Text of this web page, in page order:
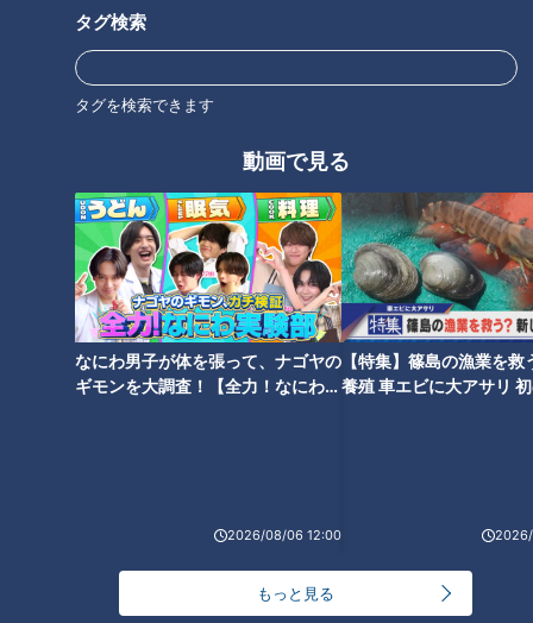
タグ検索
タグを検索できます
動画で見る
なにわ男子が体を張って、ナゴヤの
ギモンを大調査！【全力！なにわ実
2026/08/06 12:00
【特集】篠島の漁業を救
養殖 車エビに大アサリ
もっと見る
いただきます！ほぼ地元だけ愛されフード
身近な生活情報から芸能、どこよりも詳しい天気情報などなど、東
海3県にとことん寄り添う新しい報道・情報番組。毎週月～金曜 午
後3:49～5:50放送（金曜は午後4:50～5:50放送）。
ホームページ
番組サイト
最新話の見逃し配信はこちら
オススメ関連コンテンツ
ード『でんがら』を調査！ 朴
ほぼ松阪市・飯高町だけ愛され
フード『でんがら』をいただき